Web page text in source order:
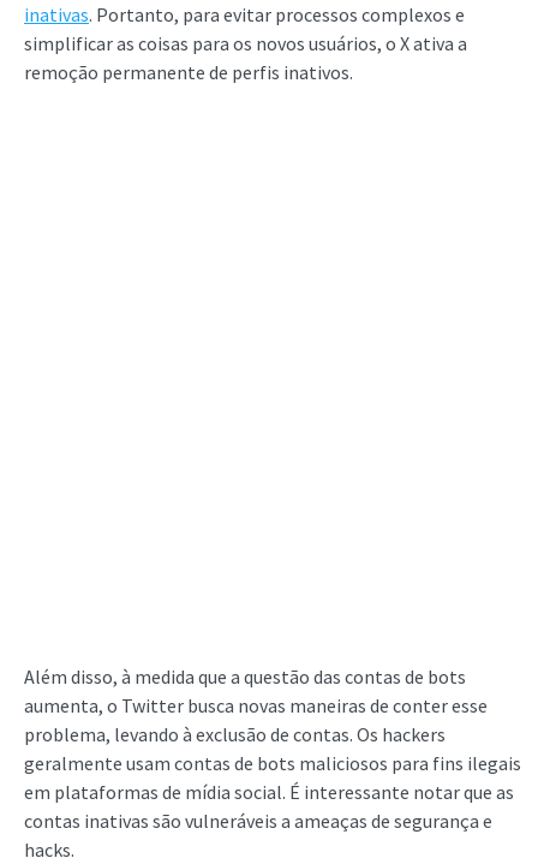
inativas. Portanto, para evitar processos complexos e
simplificar as coisas para os novos usuários, o X ativa a
remoção permanente de perfis inativos.
Além disso, à medida que a questão das contas de bots
aumenta, o Twitter busca novas maneiras de conter esse
problema, levando à exclusão de contas. Os hackers
geralmente usam contas de bots maliciosos para fins ilegais
em plataformas de mídia social. É interessante notar que as
contas inativas são vulneráveis a ameaças de segurança e
hacks.